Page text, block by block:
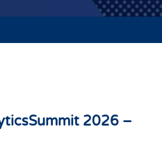
2026 –